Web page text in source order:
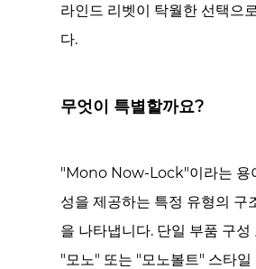
라인드 리벳이 탁월한 선택으
다.
무엇이 특별할까요?
"Mono Now-Lock"이라는 용
성을 제공하는 특정 유형의 구
을 나타냅니다. 단일 부품 구성
"모노" 또는 "모노볼트" 스타